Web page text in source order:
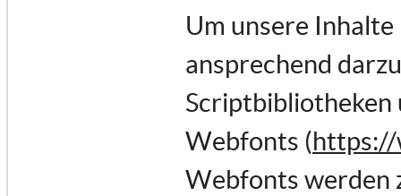
Um unsere
ansprechend
Scriptbibliotheken
Webfonts (https://
Webfonts werden